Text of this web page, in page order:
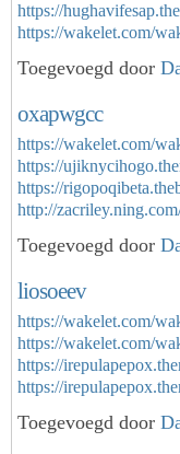
https://
https://wakelet.com/
Toegevoegd door
oxapwgcc
https://wakelet.com/
https://
https://
http://
Toegevoegd door
liosoeev
https://wakelet.com/
https://wakelet.com/
https://
https://
Toegevoegd door